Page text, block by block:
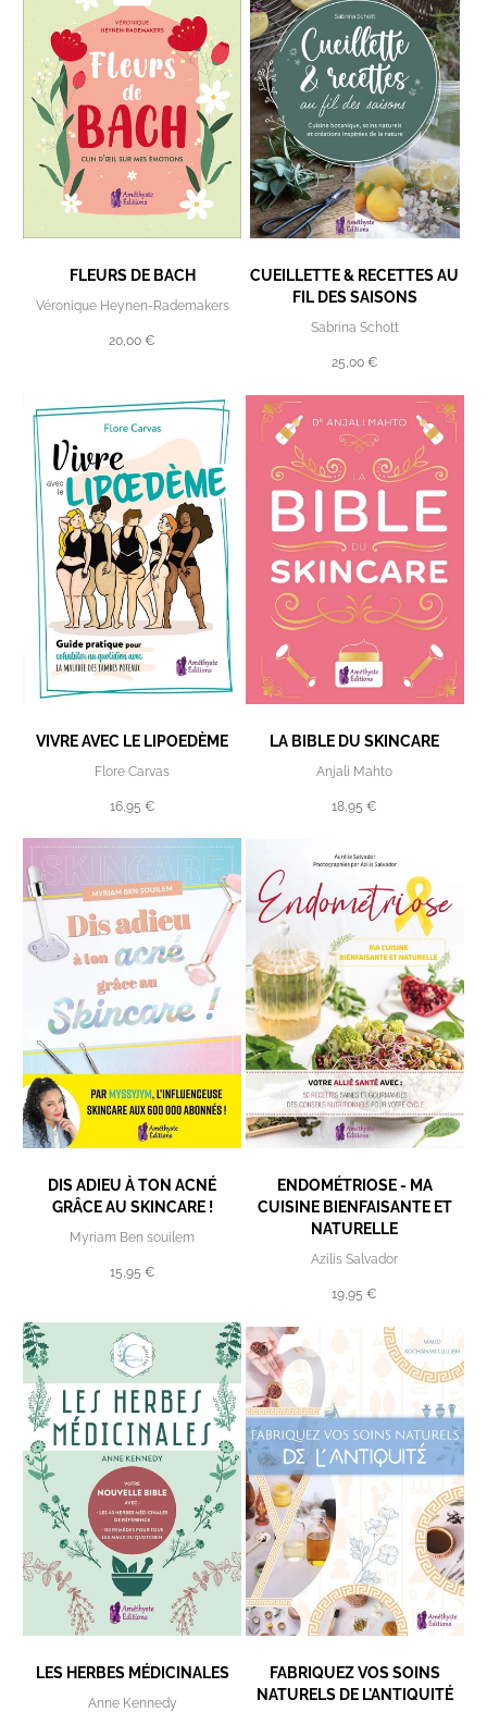
FLEURS DE BACH
Véronique Heynen-Rademakers
20,00 €
CUEILLETTE & RECETTES AU
FIL DES SAISONS
Sabrina Schott
25,00 €
VIVRE AVEC LE LIPOEDÈME
Flore Carvas
16,95 €
LA BIBLE DU SKINCARE
Anjali Mahto
18,95 €
DIS ADIEU À TON ACNÉ
GRÂCE AU SKINCARE !
Myriam Ben souilem
15,95 €
ENDOMÉTRIOSE - MA
CUISINE BIENFAISANTE ET
NATURELLE
Azilis Salvador
19,95 €
LES HERBES MÉDICINALES
Anne Kennedy
FABRIQUEZ VOS SOINS
NATURELS DE L'ANTIQUITÉ